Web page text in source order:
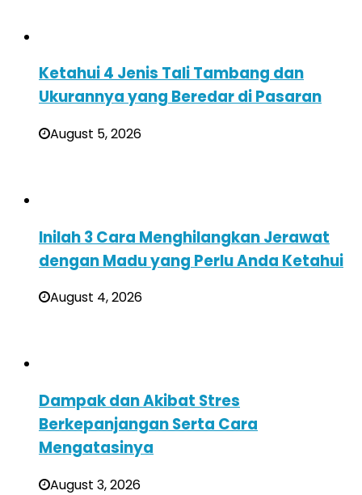
Ketahui 4 Jenis Tali Tambang dan
Ukurannya yang Beredar di Pasaran
August 5, 2026
Inilah 3 Cara Menghilangkan Jerawat
dengan Madu yang Perlu Anda Ketahui
August 4, 2026
Dampak dan Akibat Stres
Berkepanjangan Serta Cara
Mengatasinya
August 3, 2026